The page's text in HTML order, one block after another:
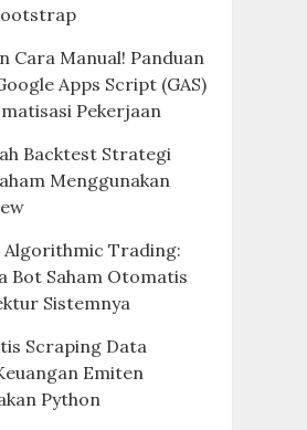
Cara Manual! Panduan
Apps Script (GAS)
Pekerjaan
Backtest Strategi
Menggunakan
Algorithmic Trading:
Bot Saham Otomatis
Sistemnya
Scraping Data
Emiten
Python